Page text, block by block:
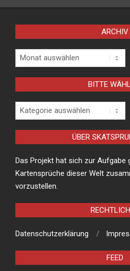
ARCHIV
Archiv
BITTE
Bitte
wählen:
ÜBER
Das Projekt hat sich zur Aufgabe
Kartensprüche dieser Welt
vorzustellen.
Datenschutzerklärung
FEED